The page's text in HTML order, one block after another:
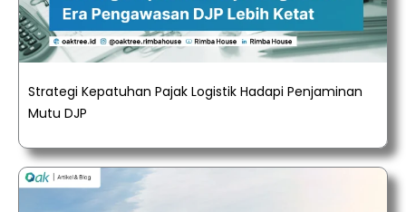
Strategi Kepatuhan Pajak Logistik Hadapi Penjaminan
Mutu DJP